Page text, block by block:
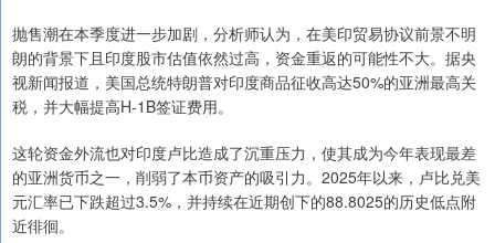
抛售潮在本季度进一步加剧，分析师认为，在美印贸易协议前景不明
朗的背景下且印度股市估值依然过高，资金重返的可能性不大。据央
视新闻报道，美国总统特朗普对印度商品征收高达50%的亚洲最高关
税，并大幅提高H-1B签证费用。
这轮资金外流也对印度卢比造成了沉重压力，使其成为今年表现最差
的亚洲货币之一，削弱了本币资产的吸引力。2025年以来，卢比兑美
元汇率已下跌超过3.5%，并持续在近期创下的88.8025的历史低点附
近徘徊。